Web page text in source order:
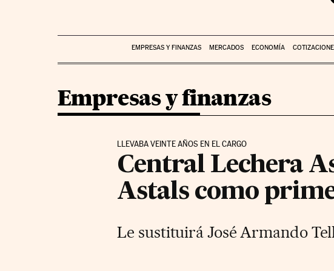
EMPRESAS Y FINANZAS MERCADOS ECONOMÍA
Empresas y finanzas
LLEVABA VEINTE AÑOS EN EL CARGO
Central Lechera
Astals como
Le sustituirá José Armando